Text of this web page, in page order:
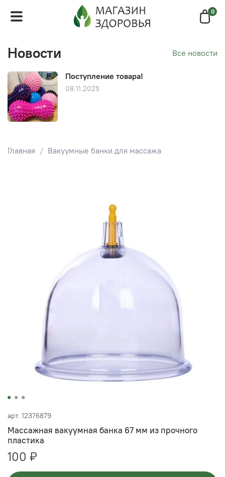
0
Главная Вакуумные банки для массажа
арт. 12376879
Массажная вакуумная банка 67 мм из прочного
пластика
100 ₽
Новости Все новости
Поступление товара!
08.11.2025